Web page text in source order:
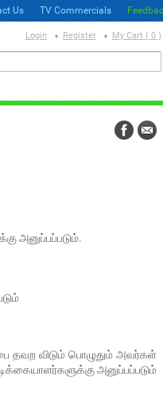
Us TV Commercials
Login Register My Cart ( 0 )
அனுப்பப்படும்.
தவற விடும் பொழுதும் அவர்கள்
அனுப்பப்படும்